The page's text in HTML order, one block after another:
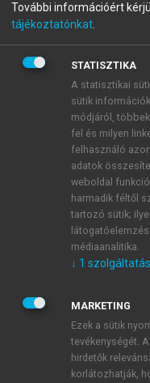
A regisztráció után a
BELÉPÉS
ÚJ FIÓK
1 óra díjmentes
E-MAIL-CÍM
JELSZÓ
JELSZÓ ÚJRA
További információért
tájékoztatónkat
STATISZTIKA
A statisztikai
sütik
módjáról,
fel és milyen
felhasználó
adatok
weboldal
harmadik féltől
tartozó sütik;
médiaanalitika.
↓ 1 szolgáltatás
MARKETING
Ezek a sütik
tevékenységét.
hirdetők
korlátozhatják,